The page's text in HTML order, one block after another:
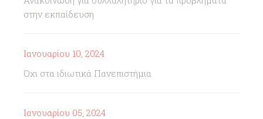
στην εκπαίδευση
Ιανουαρίου 10, 2024
Όχι στα ιδιωτικά Πανεπιστήμια
Ιανουαρίου 05, 2024